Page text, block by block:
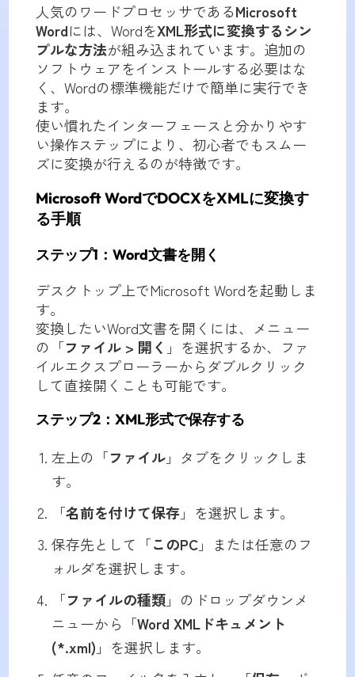
人気のワードプロセッサであるMicrosoft
Wordには、WordをXML形式に変換するシン
プルな方法が組み込まれています。追加の
ソフトウェアをインストールする必要はな
く、Wordの標準機能だけで簡単に実行でき
ます。
使い慣れたインターフェースと分かりやす
い操作ステップにより、初心者でもスムー
ズに変換が行えるのが特徴です。
Microsoft WordでDOCXをXMLに変換す
る手順
ステップ1：Word文書を開く
デスクトップ上でMicrosoft Wordを起動しま
す。
変換したいWord文書を開くには、メニュー
の「ファイル > 開く 」を選択するか、ファ
イルエクスプローラーからダブルクリック
して直接開くことも可能です。
ステップ2：XML形式で保存する
左上の「ファイル」タブをクリックしま
す。
「名前を付けて保存」を選択します。
保存先として「このPC」または任意のフ
ォルダを選択します。
「ファイルの種類」のドロップダウンメ
ニューから「Word XMLドキュメント
(*.xml) 」を選択します。